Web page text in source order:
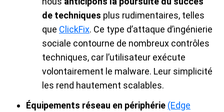
de techniques plus rudimentaires, telles
que ClickFix. Ce type d’attaque d’ingénierie
sociale contourne de nombreux contrôles
techniques, car l’utilisateur exécute
volontairement le malware. Leur simplicité
les rend hautement scalables.
Équipements réseau en périphérie (Edge